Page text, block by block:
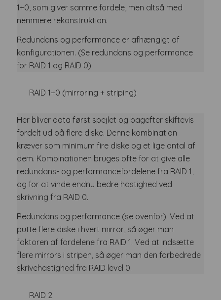
1+0, som giver samme fordele, men altså med
nemmere rekonstruktion.
Redundans og performance er afhængigt af
konfigurationen. (Se redundans og performance
for RAID 1 og RAID 0).
RAID 1+0 (mirroring + striping)
Her bliver data først spejlet og bagefter skiftevis
fordelt ud på flere diske. Denne kombination
kræver som minimum fire diske og et lige antal af
dem. Kombinationen bruges ofte for at give alle
redundans- og performancefordelene fra RAID 1,
og for at vinde endnu bedre hastighed ved
skrivning fra RAID 0.
Redundans og performance (se ovenfor). Ved at
putte flere diske i hvert mirror, så øger man
faktoren af fordelene fra RAID 1. Ved at indsætte
flere mirrors i stripen, så øger man den forbedrede
skrivehastighed fra RAID level 0.
RAID 2